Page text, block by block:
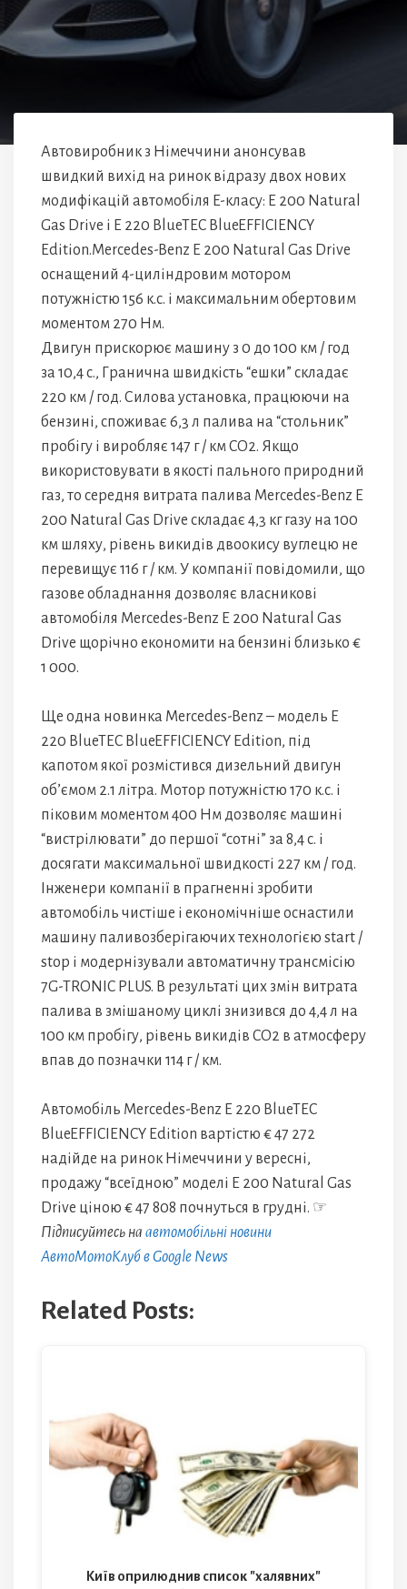
Автовиробник з Німеччини анонсував
швидкий вихід на ринок відразу двох нових
модифікацій автомобіля E-класу: E 200 Natural
Gas Drive і E 220 BlueTEC BlueEFFICIENCY
Edition.Mercedes-Benz E 200 Natural Gas Drive
оснащений 4-циліндровим мотором
потужністю 156 к.с. і максимальним обертовим
моментом 270 Нм.
Двигун прискорює машину з 0 до 100 км / год
за 10,4 с., Гранична швидкість “ешки” складає
220 км / год. Силова установка, працюючи на
бензині, споживає 6,3 л палива на “стольник”
пробігу і виробляє 147 г / км CO2. Якщо
використовувати в якості пального природний
газ, то середня витрата палива Mercedes-Benz E
200 Natural Gas Drive складає 4,3 кг газу на 100
км шляху, рівень викидів двоокису вуглецю не
перевищує 116 г / км. У компанії повідомили, що
газове обладнання дозволяє власникові
автомобіля Mercedes-Benz E 200 Natural Gas
Drive щорічно економити на бензині близько €
1 000.
Ще одна новинка Mercedes-Benz – модель E
220 BlueTEC BlueEFFICIENCY Edition, під
капотом якої розмістився дизельний двигун
об’ємом 2.1 літра. Мотор потужністю 170 к.с. і
піковим моментом 400 Нм дозволяє машині
“вистрілювати” до першої “сотні” за 8,4 с. і
досягати максимальної швидкості 227 км / год.
Інженери компанії в прагненні зробити
автомобіль чистіше і економічніше оснастили
машину паливозберігаючих технологією start /
stop і модернізували автоматичну трансмісію
7G-TRONIC PLUS. В результаті цих змін витрата
палива в змішаному циклі знизився до 4,4 л на
100 км пробігу, рівень викидів CO2 в атмосферу
впав до позначки 114 г / км.
Автомобіль Mercedes-Benz E 220 BlueTEC
BlueEFFICIENCY Edition вартістю € 47 272
надійде на ринок Німеччини у вересні,
продажу “всеїдною” моделі E 200 Natural Gas
Drive ціною € 47 808 почнуться в грудні. ☞
Підписуйтесь на автомобільні новини
АвтоМотоКлуб в Google News
Related Posts:
Київ оприлюднив список "халявних"